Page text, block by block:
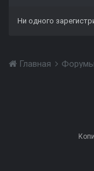
Ни одного
Главная Форумы